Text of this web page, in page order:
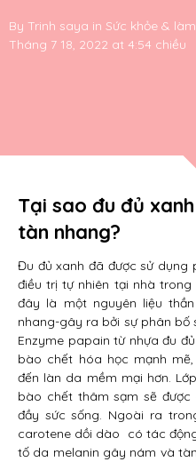
By Trinh saya in Sức khỏe &
Tháng 7 18, 2022 at 4:54 chiều
Tại sao đu đủ
tàn nhang?
Đu đủ xanh đã được sử dụng
điều trị tự nhiên tại nhà
đây là một nguyên liệu
nhang-gây ra bởi sự phân bố
Enzyme papain từ nhựa đu
bào chết hóa học mạnh
đến làn da mềm mại hơn.
bào chết thâm sạm sẽ
đầy sức sống. Ngoài ra
carotene dồi dào có tác
tố da melanin gây nám và